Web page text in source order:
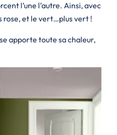
l’une l’autre. Ainsi, avec
rose, et le vert…plus vert !
apporte toute sa chaleur,